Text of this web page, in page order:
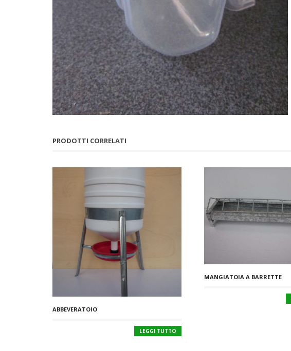
PRODOTTI CORRELATI
ABBEVERATOIO
LEGGI TUTTO
MANGIATOIA A BARRETTE